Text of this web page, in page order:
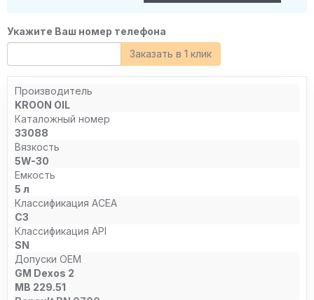
Укажите Ваш номер телефона
Заказать в 1 клик
Производитель
KROON OIL
Каталожный номер
33088
Вязкость
5W-30
Емкость
5 л
Классификация ACEA
C3
Классификация API
SN
Допуски OEM
GM Dexos 2
MB 229.51